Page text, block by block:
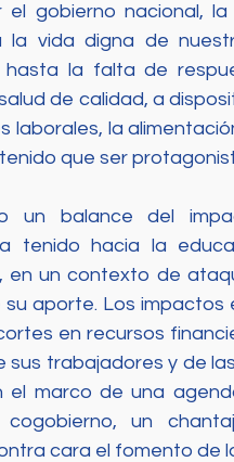
gobierno nacional,
la vida digna de
hasta la falta de
de calidad, a
laborales, la
que ser
un balance del
tenido hacia la
en un contexto de
aporte. Los
en recursos
sus trabajadores y de
el marco de una
un
cara el fomento de